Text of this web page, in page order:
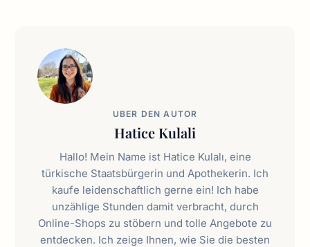
UBER DEN AUTOR
Hatice Kulali
Hallo! Mein Name ist Hatice Kulalı, eine
türkische Staatsbürgerin und Apothekerin. Ich
kaufe leidenschaftlich gerne ein! Ich habe
unzählige Stunden damit verbracht, durch
Online-Shops zu stöbern und tolle Angebote zu
entdecken. Ich zeige Ihnen, wie Sie die besten